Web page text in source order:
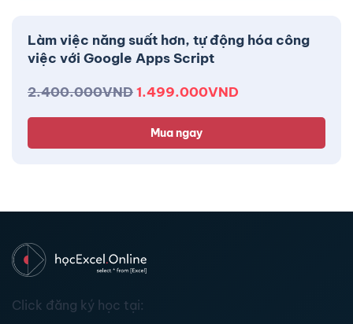
Làm việc năng suất hơn, tự động hóa công
việc với Google Apps Script
2.400.000VND1.499.000VND
Mua ngay
Click đăng ký học tại: